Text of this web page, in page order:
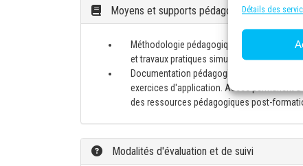
Détails des
Moyens et supports pédagogiques
Méthodologie pédagogique équilibrée,
et travaux pratiques simulant des projets
Documentation pédagogique exhaustive
exercices d'application. Accès permanent
des ressources pédagogiques post-
Modalités d'évaluation et de suivi